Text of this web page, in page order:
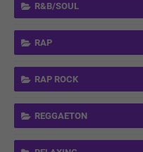
R&B/SOUL
RAP
RAP ROCK
REGGAETON